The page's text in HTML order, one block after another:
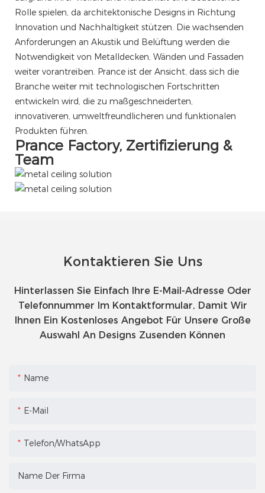
Rolle spielen, da architektonische Designs in Richtung
Innovation und Nachhaltigkeit stützen. Die wachsenden
Anforderungen an Akustik und Belüftung werden die
Notwendigkeit von Metalldecken, Wänden und Fassaden
weiter vorantreiben. Prance ist der Ansicht, dass sich die
Branche weiter mit technologischen Fortschritten
entwickeln wird, die zu maßgeschneiderten,
innovativeren, umweltfreundlicheren und funktionalen
Produkten führen.
Prance Factory, Zertifizierung &
Team
Kontaktieren Sie Uns
Hinterlassen Sie Einfach Ihre E-Mail-Adresse Oder
Telefonnummer Im Kontaktformular, Damit Wir
Ihnen Ein Kostenloses Angebot Für Unsere Große
Auswahl An Designs Zusenden Können
Name
E-Mail
Telefon/WhatsApp
Name Der Firma